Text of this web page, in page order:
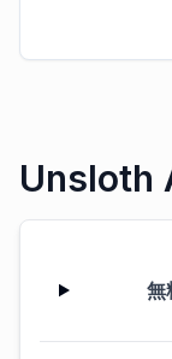
Unsloth
無